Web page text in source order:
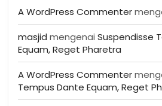
A WordPress Commenter
masjid mengenai Suspendisse
Equam, Reget Pharetra
A WordPress Commenter
Tempus Dante Equam, Reget